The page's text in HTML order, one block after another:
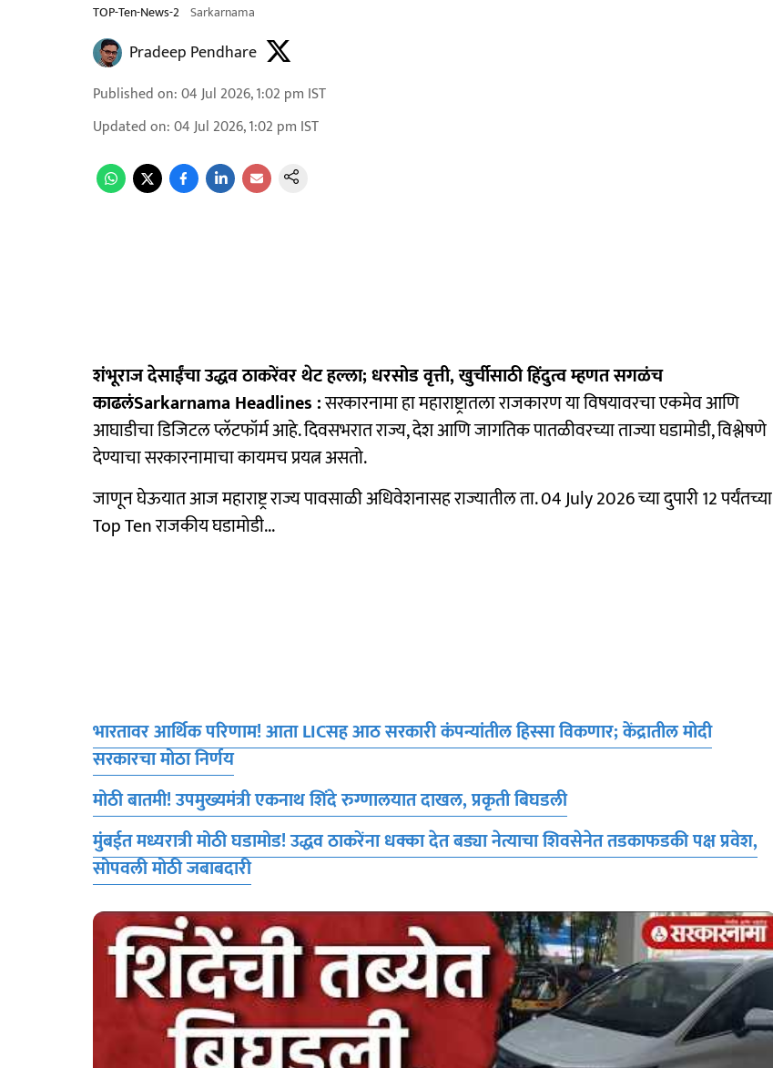
TOP-Ten-News-2 Sarkarnama
Pradeep Pendhare
Published on:04 Jul 2026, 1:02 pm IST
Updated on:04 Jul 2026, 1:02 pm IST
शंभूराज देसाईंचा उद्धव ठाकरेंवर थेट हल्ला; धरसोड वृत्ती, खुर्चीसाठी हिंदुत्व म्हणत सगळंच
काढलंSarkarnama Headlines :सरकारनामा हा महाराष्ट्रातला राजकारण या विषयावरचा एकमेव आणि
आघाडीचा डिजिटल प्लॅटफॉर्म आहे. दिवसभरात राज्य, देश आणि जागतिक पातळीवरच्या ताज्या घडामोडी, विश्लेषणे
देण्याचा सरकारनामाचा कायमच प्रयत्न असतो.
जाणून घेऊयात आज महाराष्ट्र राज्य पावसाळी अधिवेशनासह राज्यातील ता. 04 July 2026 च्या दुपारी 12 पर्यंतच्या
Top Ten राजकीय घडामोडी...
भारतावर आर्थिक परिणाम! आता LICसह आठ सरकारी कंपन्यांतील हिस्सा विकणार; केंद्रातील मोदी
सरकारचा मोठा निर्णय
मोठी बातमी! उपमुख्यमंत्री एकनाथ शिंदे रुग्णालयात दाखल, प्रकृती बिघडली
मुंबईत मध्यरात्री मोठी घडामोड! उद्धव ठाकरेंना धक्का देत बड्या नेत्याचा शिवसेनेत तडकाफडकी पक्ष प्रवेश,
सोपवली मोठी जबाबदारी